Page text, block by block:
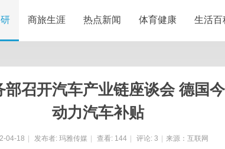
商旅生涯 热点新闻 体育健康 生活百
召开汽车产业链座谈会 德国
动力汽车补贴
04-18 发布者: 玛雅传媒 查看: 144 评论: 3 来源：互联网